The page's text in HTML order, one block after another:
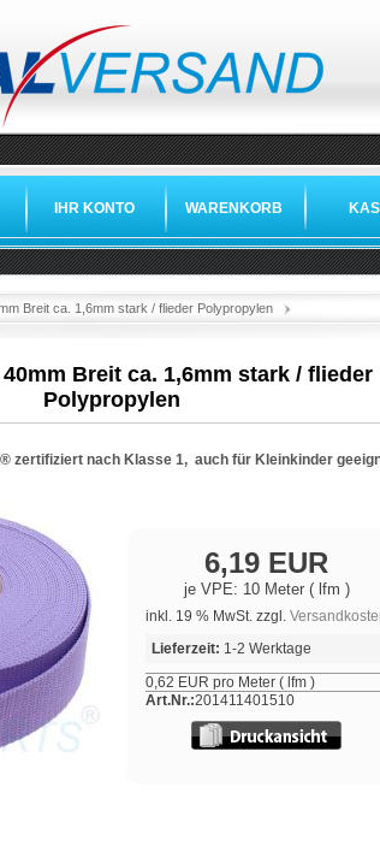
IHR KONTO WARENKORB
Breit ca. 1,6mm stark / flieder Polypropylen
Breit ca. 1,6mm stark / flieder
Polypropylen
zertifiziert nach Klasse 1, auch für Kleinkinder
6,19 EUR
je VPE: 10 Meter ( lfm )
inkl. 19 % MwSt. zzgl.
Lieferzeit: 1-2 Werktage
0,62 EUR pro Meter ( lfm )
Art.Nr.:201411401510